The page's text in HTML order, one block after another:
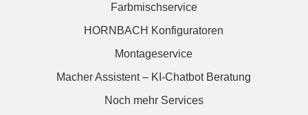
Farbmischservice
HORNBACH Konfiguratoren
Montageservice
Macher Assistent – KI-Chatbot Beratung
Noch mehr Services